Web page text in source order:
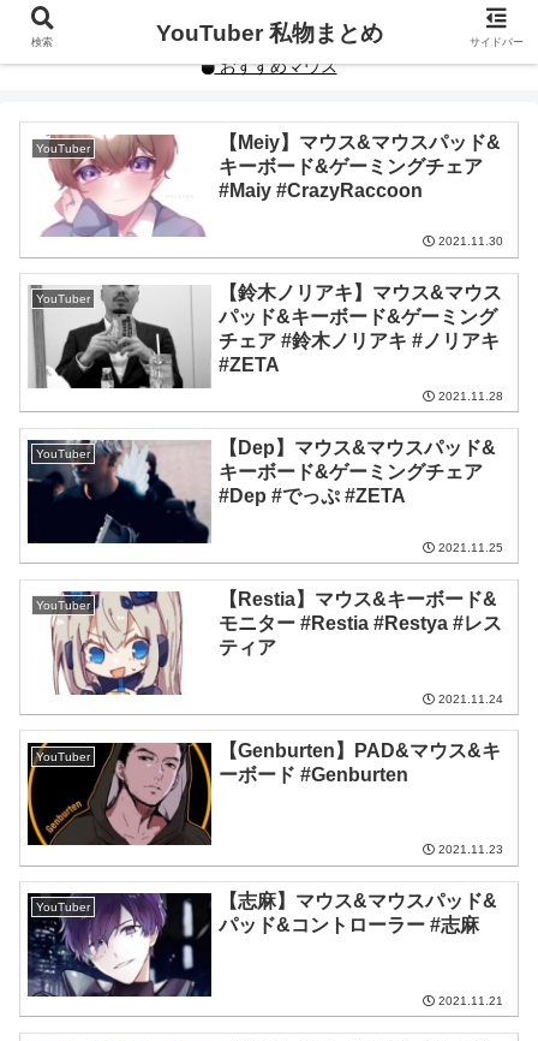
YouTuberや人気インフルエンサーの私物まとめです。
おすすめマウス
YouTuber
【Meiy】マウス&マウスパッド&
キーボード&ゲーミングチェア
#Maiy #CrazyRaccoon
2021.11.30
YouTuber
【鈴木ノリアキ】マウス&マウス
パッド&キーボード&ゲーミング
チェア #鈴木ノリアキ #ノリアキ
#ZETA
2021.11.28
YouTuber
【Dep】マウス&マウスパッド&
キーボード&ゲーミングチェア
#Dep #でっぷ #ZETA
2021.11.25
YouTuber
【Restia】マウス&キーボード&
モニター #Restia #Restya #レス
ティア
2021.11.24
YouTuber
【Genburten】PAD&マウス&キ
ーボード #Genburten
2021.11.23
YouTuber
【志麻】マウス&マウスパッド&
パッド&コントローラー #志麻
2021.11.21
検索 YouTuber 私物まとめ サイドバー